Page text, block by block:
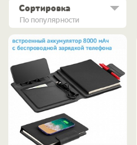
По популярности
Сортировка